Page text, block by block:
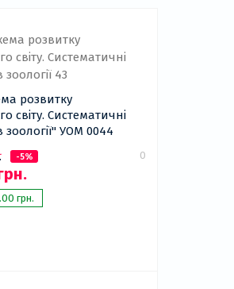
розвитку
світу. Систематичні
зоології" УОМ 0044
-5%
грн.
0